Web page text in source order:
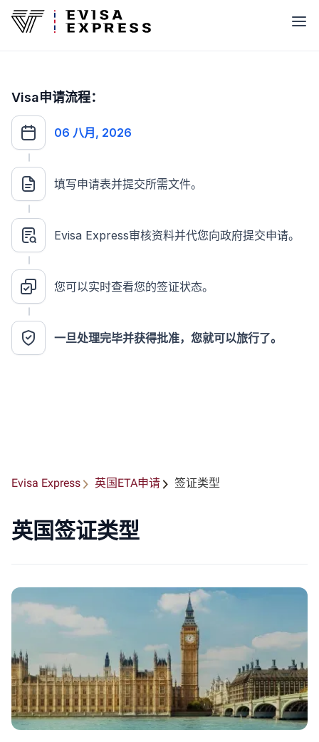
Visa申请流程：
06 八月, 2026
填写申请表并提交所需文件。
Evisa Express审核资料并代您向政府提交申请。
您可以实时查看您的签证状态。
一旦处理完毕并获得批准，您就可以旅行了。
Evisa Express 英国ETA申请 签证类型
英国签证类型